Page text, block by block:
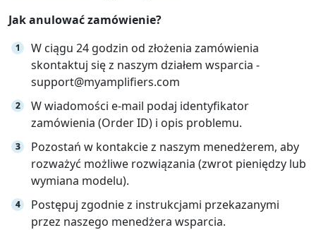
Jak anulować zamówienie?
W ciągu 24 godzin od złożenia zamówienia
skontaktuj się z naszym działem wsparcia -
support@myamplifiers.com
W wiadomości e-mail podaj identyfikator
zamówienia (Order ID) i opis problemu.
Pozostań w kontakcie z naszym menedżerem, aby
rozważyć możliwe rozwiązania (zwrot pieniędzy lub
wymiana modelu).
Postępuj zgodnie z instrukcjami przekazanymi
przez naszego menedżera wsparcia.